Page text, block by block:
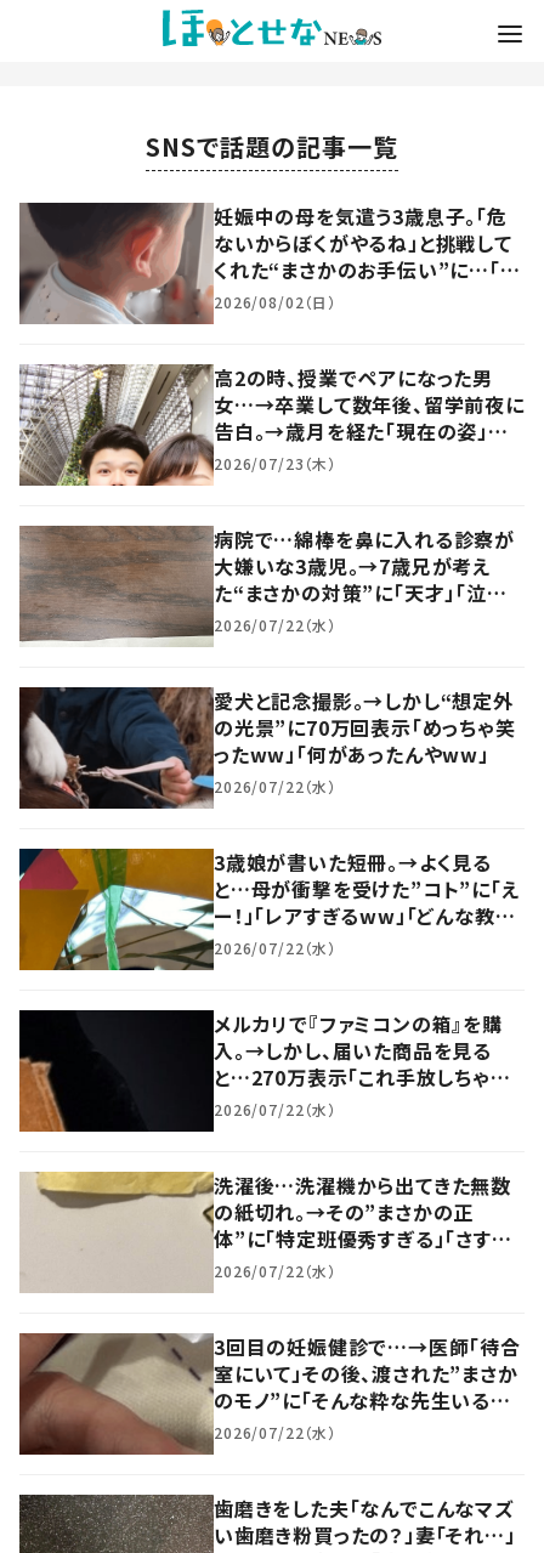
SNSで話題の記事一覧
妊娠中の母を気遣う3歳息子。「危
ないからぼくがやるね」と挑戦して
くれた“まさかのお手伝い”に…「手
つきがすごい」「愛おしい」
2026/08/02（日）
高2の時、授業でペアになった男
女…→卒業して数年後、留学前夜に
告白。→歳月を経た「現在の姿」に
「素敵すぎる」「理想」
2026/07/23（木）
病院で…綿棒を鼻に入れる診察が
大嫌いな3歳児。→7歳兄が考え
た“まさかの対策”に「天才」「泣い
た」「えらい…」
2026/07/22（水）
愛犬と記念撮影。→しかし“想定外
の光景”に70万回表示「めっちゃ笑
ったww」「何があったんやww」
2026/07/22（水）
3歳娘が書いた短冊。→よく見る
と…母が衝撃を受けた”コト”に「え
ー！」「レアすぎるww」「どんな教育
をしたんだw」
2026/07/22（水）
メルカリで『ファミコンの箱』を購
入。→しかし、届いた商品を見る
と…270万表示「これ手放しちゃっ
ていいんですか！？」「かなりレアで
2026/07/22（水）
洗濯後…洗濯機から出てきた無数
の紙切れ。→その”まさかの正
体”に「特定班優秀すぎる」「さすが
にムズいよー」
2026/07/22（水）
3回目の妊娠健診で…→医師「待合
室にいて」その後、渡された”まさか
のモノ”に「そんな粋な先生いるん
ですね！」「感謝しかないっ！」
2026/07/22（水）
歯磨きをした夫「なんでこんなマズ
い歯磨き粉買ったの？」妻「それ…」